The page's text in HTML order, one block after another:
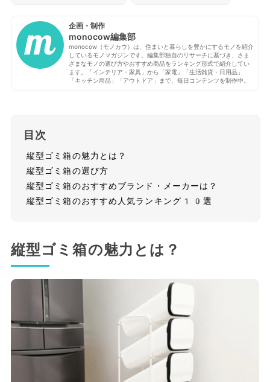
企画・制作
monocow編集部
monocow（モノカウ）は、住まいと暮らしを豊かにするモノを紹介
しているモノマガジンです。編集部独自のリサーチに基づき、さま
ざまなモノの選び方やおすすめ商品をランキング形式で紹介してい
ます。「インテリア・家具」から「家電」「生活雑貨・日用品」
「キッチン用品」「アウトドア」まで、毎日コンテンツを制作中。
目次
縦型ゴミ箱の魅力とは？
縦型ゴミ箱の選び方
縦型ゴミ箱のおすすめブランド・メーカーは？
縦型ゴミ箱のおすすめ人気ランキング10選
縦型ゴミ箱の魅力とは？